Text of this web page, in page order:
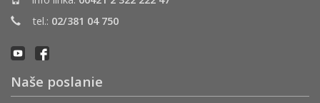
tel.: 02/381 04 750
Naše poslanie